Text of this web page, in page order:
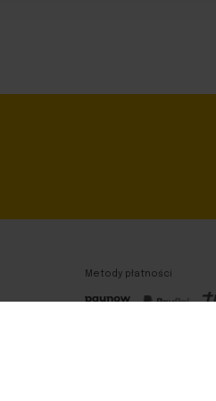
Metody płatności